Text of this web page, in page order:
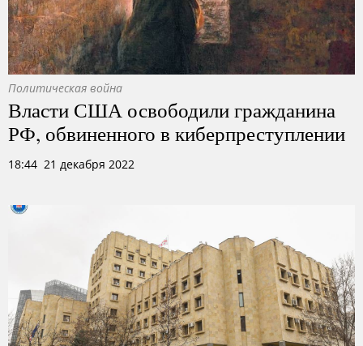
Политическая война
Власти США освободили гражданина
РФ, обвиненного в киберпреступлении
18:44 21 декабря 2022